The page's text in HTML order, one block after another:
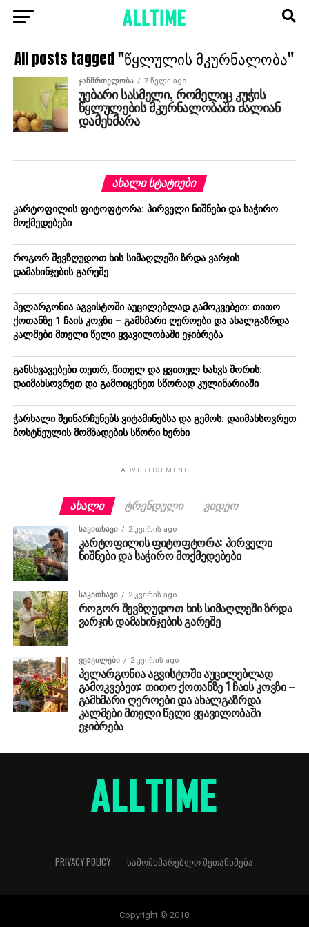
All posts tagged "წყლულის მკურნალობა"
ᲯᲐᲜᲛᲠᲗᲔᲚᲝᲑᲐ 7 წელი ago
უებარი სასმელი, რომელიც კუჭის
წყლულების მკურნალობაში ძალიან
დამეხმარა
ᲐᲮᲐᲚᲘ ᲡᲢᲐᲢᲘᲔᲑᲘ
კარტოფილის ფიტოფტორა: პირველი ნიშნები და საჭირო
მოქმედებები
როგორ შევზღუდოთ ხის სიმაღლეში ზრდა ვარჯის
დამახინჯების გარეშე
პელარგონია აგვისტოში აუცილებლად გამოკვებეთ: თითო
ქოთანზე 1 ჩაის კოვზი – გამხმარი ღეროები და ახალგაზრდა
კალმები მთელი წელი ყვავილობაში ეჯიბრება
განსხვავებები თეთრ, წითელ და ყვითელ ხახვს შორის:
დაიმახსოვრეთ და გამოიყენეთ სწორად კულინარიაში
ჭარხალი შეინარჩუნებს ვიტამინებსა და გემოს: დაიმახსოვრეთ
ბოსტნეულის მომზადების სწორი ხერხი
ADVERTISEMENT
ᲐᲮᲐᲚᲘ ᲢᲠᲔᲜᲓᲣᲚᲘ ᲕᲘᲓᲔᲝ
ᲡᲐᲙᲘᲗᲮᲐᲕᲘ 2 კვირის ago
კარტოფილის ფიტოფტორა: პირველი
ნიშნები და საჭირო მოქმედებები
ᲡᲐᲙᲘᲗᲮᲐᲕᲘ 2 კვირის ago
როგორ შევზღუდოთ ხის სიმაღლეში ზრდა
ვარჯის დამახინჯების გარეშე
ᲧᲕᲐᲕᲘᲚᲔᲑᲘ 2 კვირის ago
პელარგონია აგვისტოში აუცილებლად
გამოკვებეთ: თითო ქოთანზე 1 ჩაის კოვზი –
გამხმარი ღეროები და ახალგაზრდა
კალმები მთელი წელი ყვავილობაში
ეჯიბრება
PRIVACY POLICY ᲡᲐᲛᲝᲛᲮᲛᲐᲠᲔᲑᲚᲝ ᲨᲔᲗᲐᲜᲮᲛᲔᲑᲐ
Copyright © 2018